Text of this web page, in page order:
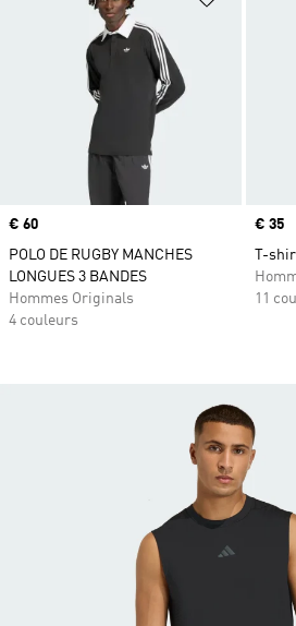
Prix
€ 60
POLO DE RUGBY MANCHES
LONGUES 3 BANDES
Hommes Originals
4 couleurs
Prix
€ 35
T-
11